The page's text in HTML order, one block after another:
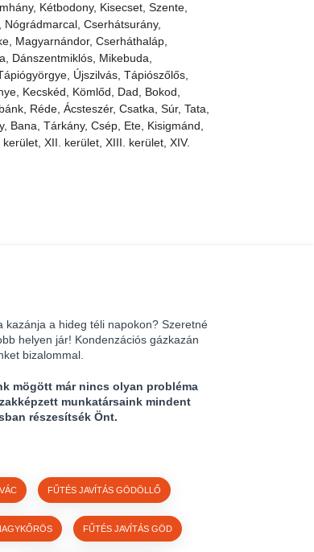
Kétbodony, Kisecset, Szente,
Cserhátsurány,
Magyarnándor, Cserháthaláp,
Dánszentmiklós, Mikebuda,
Újszilvás, Tápiószőlős,
Kecskéd, Kömlőd, Dad, Bokod,
Réde, Ácsteszér, Csatka, Súr, Tata,
Bana, Tárkány, Csép, Ete, Kisigmánd,
XII. kerület, XIII. kerület, XIV.
a hideg téli napokon? Szeretné
helyen jár! Kondenzációs gázkazán
bizalommal.
mögött már nincs olyan probléma
munkatársaink mindent
részesítsék Önt.
FŰTÉS JAVÍTÁS GÖDÖLLŐ
FŰTÉS JAVÍTÁS GÖD